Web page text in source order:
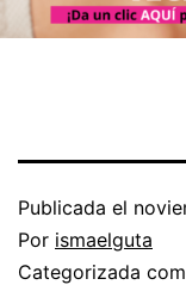
Publicada el
Por ismaelguta
Categorizada